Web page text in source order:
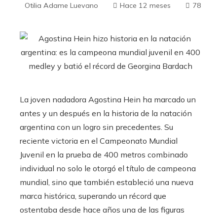
Otilia Adame Luevano Hace 12 meses 78
La joven nadadora Agostina Hein ha marcado un
antes y un después en la historia de la natación
argentina con un logro sin precedentes. Su
reciente victoria en el Campeonato Mundial
Juvenil en la prueba de 400 metros combinado
individual no solo le otorgó el título de campeona
mundial, sino que también estableció una nueva
marca histórica, superando un récord que
ostentaba desde hace años una de las figuras